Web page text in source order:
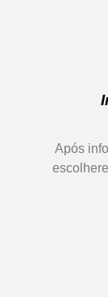
Após